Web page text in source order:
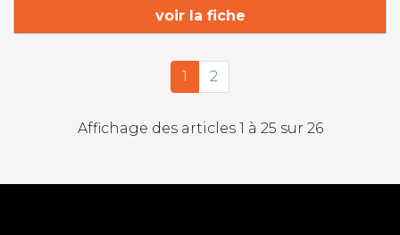
voir la fiche
1 2
Affichage des articles 1 à 25 sur 26